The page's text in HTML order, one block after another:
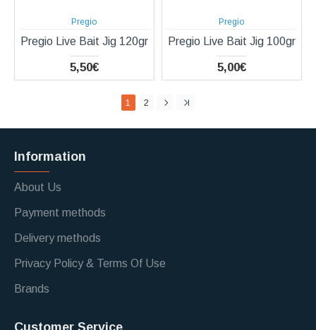
Pregio
Pregio Live Bait Jig 120gr
5,50€
Pregio
Pregio Live Bait Jig 100gr
5,00€
1 2
Information
About Us
Payment methods
Delivery methods
Privacy Policy & Terms Of Use
Brands
Customer Service